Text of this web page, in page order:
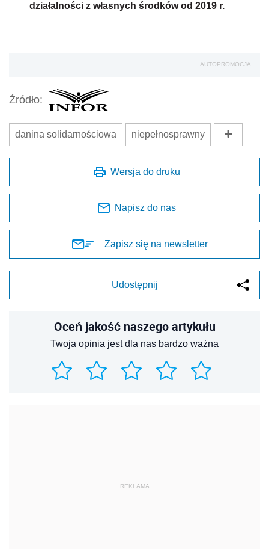
działalności z własnych środków od 2019 r.
AUTOPROMOCJA
Źródło:
danina solidarnościowa niepełnosprawny
Wersja do druku
Napisz do nas
Zapisz się na newsletter
Udostępnij
Oceń jakość naszego artykułu
Twoja opinia jest dla nas bardzo ważna
REKLAMA